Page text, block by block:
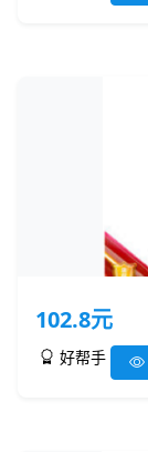
102.8元
好帮手